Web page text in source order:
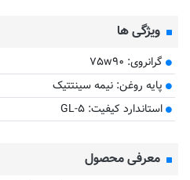
ویژگی ها
گرانروی: ۷۵w۹۰
پایه روغن: نیمه سینتتیک
استاندارد کیفیت: GL-۵
معرفی محصول